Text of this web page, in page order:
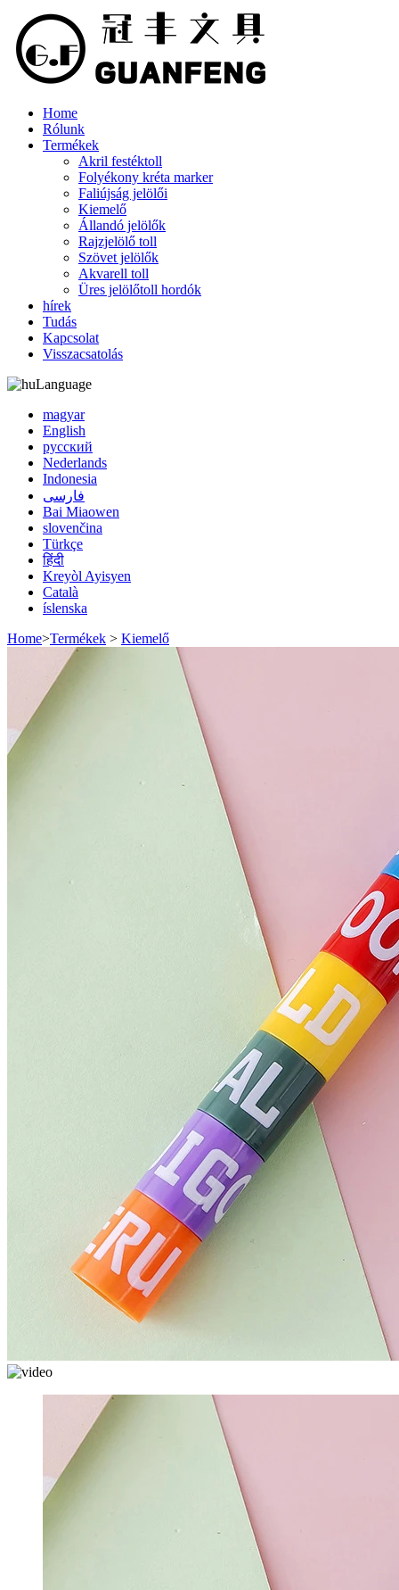
Home
Rólunk
Termékek
Akril festéktoll
Folyékony kréta marker
Faliújság jelölői
Kiemelő
Állandó jelölők
Rajzjelölő toll
Szövet jelölők
Akvarell toll
Üres jelölőtoll hordók
hírek
Tudás
Kapcsolat
Visszacsatolás
Language
magyar
English
русский
Nederlands
Indonesia
فارسی
Bai Miaowen
slovenčina
Türkçe
हिंदी
Kreyòl Ayisyen
Català
íslenska
Home>Termékek > Kiemelő